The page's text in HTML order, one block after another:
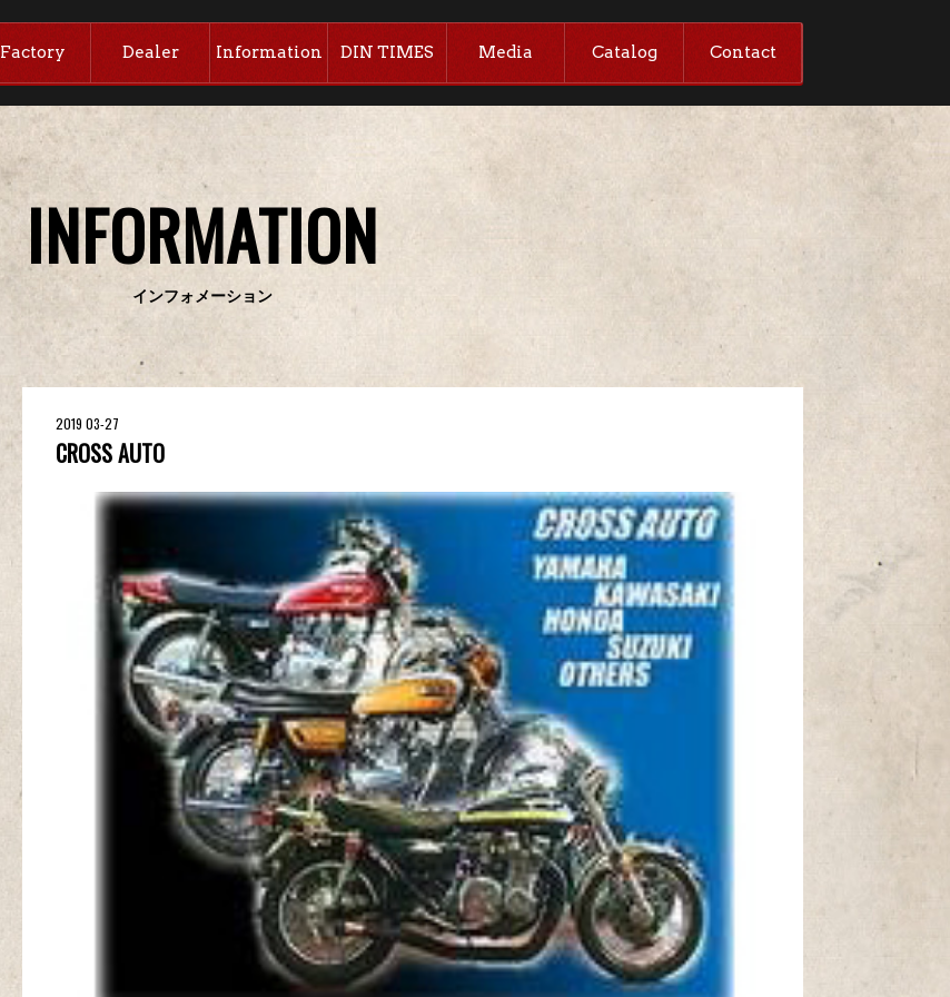
Factory Dealer Information DIN TIMES Media Catalog Contact
INFORMATION
インフォメーション
2019 03-27
CROSS AUTO